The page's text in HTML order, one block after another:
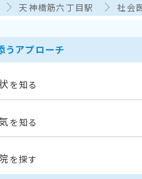
天神橋筋六丁目駅 社会
うアプローチ
を知る
を知る
を探す